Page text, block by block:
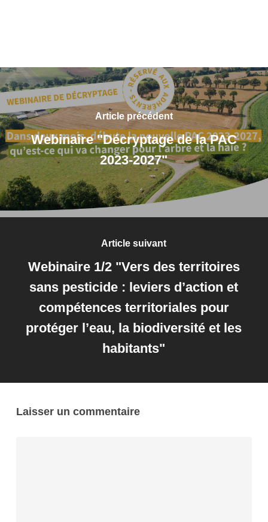
Article précédent
Webinaire "Décryptage de la PAC
2023-2027"
Article suivant
Webinaire 1/2 "Vers des territoires
sans pesticide : leviers d’action et
compétences territoriales pour
protéger l’eau, la biodiversité et les
habitants"
Laisser un commentaire